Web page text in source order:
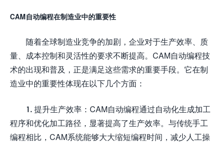
CAM自动编程在制造业中的重要性
随着全球制造业竞争的加剧，企业对于生产效率、质
量、成本控制和灵活性的要求不断提高。CAM自动编程技
术的出现和普及，正是满足这些需求的重要手段。它在制
造业中的重要性体现在以下几个方面：
1. 提升生产效率：CAM自动编程通过自动化生成加工
程序和优化加工路径，显著提高了生产效率。与传统手工
编程相比，CAM系统能够大大缩短编程时间，减少人工操